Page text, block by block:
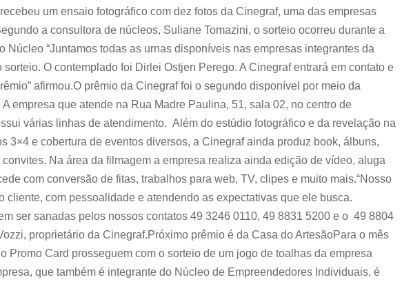
um ensaio fotográfico com dez fotos da Cinegraf, uma das empresas
a consultora de núcleos, Suliane Tomazini, o sorteio ocorreu durante a
Núcleo “Juntamos todas as urnas disponíveis nas empresas integrantes da
O contemplado foi Dirlei Ostjen Perego. A Cinegraf entrará em contato e
afirmou.O prêmio da Cinegraf foi o segundo disponível por meio da
empresa que atende na Rua Madre Paulina, 51, sala 02, no centro de
várias linhas de atendimento. Além do estúdio fotográfico e da revelação na
3×4 e cobertura de eventos diversos, a Cinegraf ainda produz book, álbuns,
Na área da filmagem a empresa realiza ainda edição de vídeo, aluga
com conversão de fitas, trabalhos para web, TV, clipes e muito mais.“Nosso
cliente, com pessoalidade e atendendo as expectativas que ele busca.
ser sanadas pelos nossos contatos 49 3246 0110, 49 8831 5200 e o 49 8804
proprietário da Cinegraf.Próximo prêmio é da Casa do ArtesãoPara o mês
Promo Card prosseguem com o sorteio de um jogo de toalhas da empresa
que também é integrante do Núcleo de Empreendedores Individuais, é